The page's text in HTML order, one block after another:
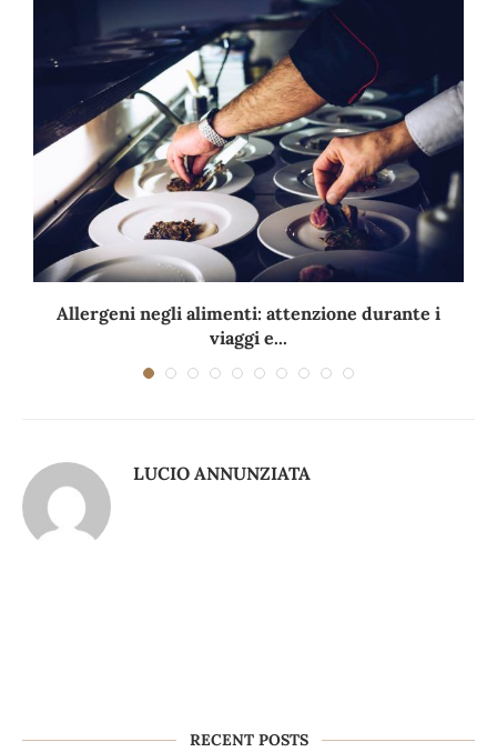
Allergeni negli alimenti: attenzione durante i
viaggi e...
LUCIO ANNUNZIATA
RECENT POSTS